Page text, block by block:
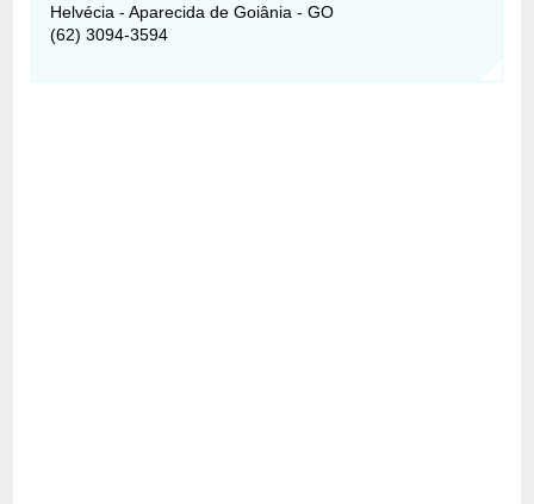
Helvécia - Aparecida de Goiânia - GO
(62) 3094-3594